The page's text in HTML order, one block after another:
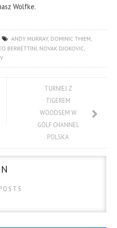
Wolfke.
ANDY MURRAY, DOMINIC THIEM,
BERRETTINI, NOVAK DJOKOVIC,
TURNIEJ Z
TIGEREM
WOODSEM W
GOLF CHANNEL
POLSKA